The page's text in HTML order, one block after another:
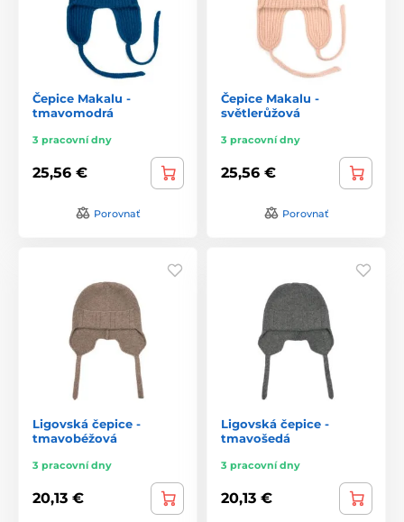
Čepice Makalu -
tmavomodrá
3 pracovní dny
25,56 €
Porovnať
Čepice Makalu -
světlerůžová
3 pracovní dny
25,56 €
Porovnať
Ligovská čepice -
tmavobéžová
3 pracovní dny
20,13 €
Ligovská čepice -
tmavošedá
3 pracovní dny
20,13 €